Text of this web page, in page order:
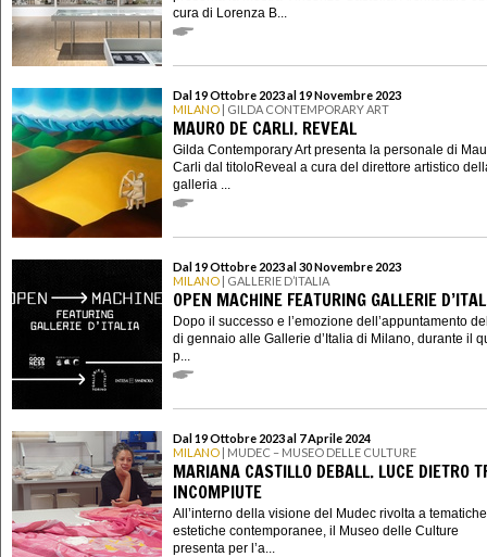
cura di Lorenza B...
Dal 19 Ottobre 2023 al 19 Novembre 2023
MILANO | GILDA CONTEMPORARY ART
MAURO DE CARLI. REVEAL
Gilda Contemporary Art presenta la personale di
Carli dal titoloReveal a cura del direttore artistico
galleria ...
Dal 19 Ottobre 2023 al 30 Novembre 2023
MILANO | GALLERIE D’ITALIA
OPEN MACHINE FEATURING GALLERIE
Dopo il successo e l’emozione dell’appuntamento
di gennaio alle Gallerie d’Italia di Milano, durante il
p...
Dal 19 Ottobre 2023 al 7 Aprile 2024
MILANO | MUDEC – MUSEO DELLE CULTURE
MARIANA CASTILLO DEBALL. LUCE DIETRO
INCOMPIUTE
All’interno della visione del Mudec rivolta a
estetiche contemporanee, il Museo delle Culture
presenta per l’a...